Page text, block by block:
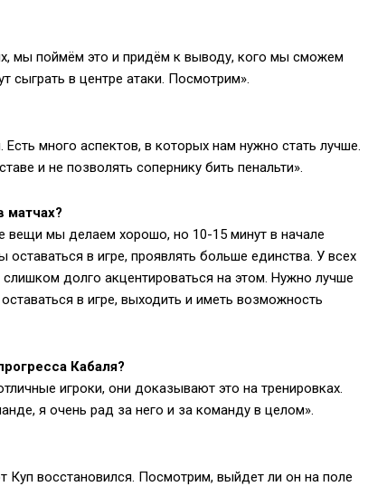
мы поймём это и придём к выводу, кого мы сможем
сыграть в центре атаки. Посмотрим».
много аспектов, в которых нам нужно стать лучше.
и не позволять сопернику бить пенальти».
матчах?
вещи мы делаем хорошо, но 10-15 минут в начале
в игре, проявлять больше единства. У всех
долго акцентироваться на этом. Нужно лучше
в игре, выходить и иметь возможность
Кабаля?
игроки, они доказывают это на тренировках.
я очень рад за него и за команду в целом».
Куп восстановился. Посмотрим, выйдет ли он на поле